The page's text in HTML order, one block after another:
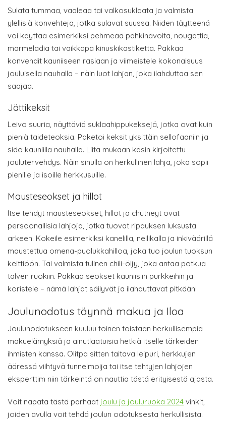
Sulata tummaa, vaaleaa tai valkosuklaata ja valmista
ylellisiä konvehteja, jotka sulavat suussa. Niiden täytteenä
voi käyttää esimerkiksi pehmeää pähkinävoita, nougattia,
marmeladia tai vaikkapa kinuskikastiketta. Pakkaa
konvehdit kauniiseen rasiaan ja viimeistele kokonaisuus
jouluisella nauhalla – näin luot lahjan, joka ilahduttaa sen
saajaa.
Jättikeksit
Leivo suuria, näyttäviä suklaahippukeksejä, jotka ovat kuin
pieniä taideteoksia. Paketoi keksit yksittäin sellofaaniin ja
sido kauniilla nauhalla. Liitä mukaan käsin kirjoitettu
joulutervehdys. Näin sinulla on herkullinen lahja, joka sopii
pienille ja isoille herkkusuille.
Mausteseokset ja hillot
Itse tehdyt mausteseokset, hillot ja chutneyt ovat
persoonallisia lahjoja, jotka tuovat ripauksen luksusta
arkeen. Kokeile esimerkiksi kanelilla, neilikalla ja inkiväärillä
maustettua omena-puolukkahilloa, joka tuo joulun tuoksun
keittiöön. Tai valmista tulinen chili-öljy, joka antaa potkua
talven ruokiin. Pakkaa seokset kauniisiin purkkeihin ja
koristele – nämä lahjat säilyvät ja ilahduttavat pitkään!
Joulunodotus täynnä makua ja Iloa
Joulunodotukseen kuuluu toinen toistaan herkullisempia
makuelämyksiä ja ainutlaatuisia hetkiä itselle tärkeiden
ihmisten kanssa. Olitpa sitten taitava leipuri, herkkujen
ääressä viihtyvä tunnelmoija tai itse tehtyjen lahjojen
eksperttim niin tärkeintä on nauttia tästä erityisestä ajasta.
Voit napata tästä parhaat joulu ja jouluruoka 2024 vinkit,
joiden avulla voit tehdä joulun odotuksesta herkullisista.